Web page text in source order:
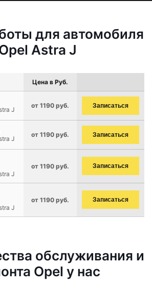
для автомобиля
Astra J
Цена в Руб.
J
от 1190 руб. Записаться
J
от 1190 руб. Записаться
J
от 1190 руб. Записаться
J
от 1190 руб. Записаться
обслуживания и
Opel у нас